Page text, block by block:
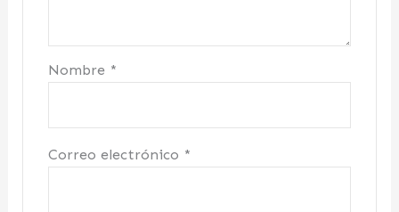
Nombre *
Correo electrónico *